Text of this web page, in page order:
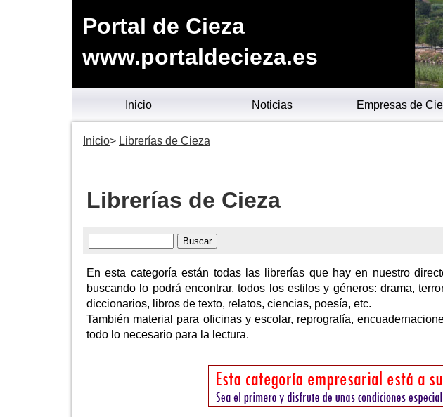
Portal de Cieza
www.portaldecieza.es
Inicio Noticias Empresas de
Inicio Librerías de Cieza
Librerías de Cieza
En esta categoría están todas las librerías que hay en nuestro
buscando lo podrá encontrar, todos los estilos y géneros: drama,
diccionarios, libros de texto, relatos, ciencias, poesía, etc.
También material para oficinas y escolar, reprografía,
todo lo necesario para la lectura.